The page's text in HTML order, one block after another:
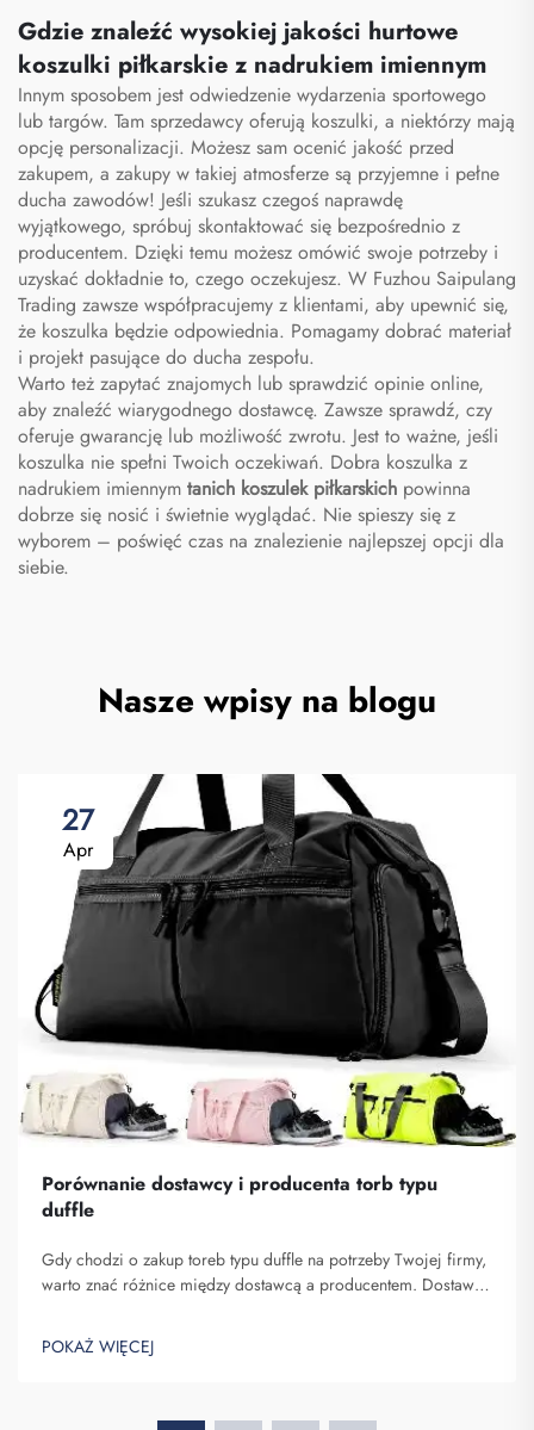
sublimacyjne koszulki
piłkarskie
piłkarskie, stroje
piłkarskie
Gdzie znaleźć wysokiej jakości hurtowe
koszulki piłkarskie z nadrukiem imiennym
Innym sposobem jest odwiedzenie wydarzenia sportowego
lub targów. Tam sprzedawcy oferują koszulki, a niektórzy mają
opcję personalizacji. Możesz sam ocenić jakość przed
zakupem, a zakupy w takiej atmosferze są przyjemne i pełne
ducha zawodów! Jeśli szukasz czegoś naprawdę
wyjątkowego, spróbuj skontaktować się bezpośrednio z
producentem. Dzięki temu możesz omówić swoje potrzeby i
uzyskać dokładnie to, czego oczekujesz. W Fuzhou Saipulang
Trading zawsze współpracujemy z klientami, aby upewnić się,
że koszulka będzie odpowiednia. Pomagamy dobrać materiał
i projekt pasujące do ducha zespołu.
Warto też zapytać znajomych lub sprawdzić opinie online,
aby znaleźć wiarygodnego dostawcę. Zawsze sprawdź, czy
oferuje gwarancję lub możliwość zwrotu. Jest to ważne, jeśli
koszulka nie spełni Twoich oczekiwań. Dobra koszulka z
nadrukiem imiennym tanich koszulek piłkarskich powinna
dobrze się nosić i świetnie wyglądać. Nie spieszy się z
wyborem – poświęć czas na znalezienie najlepszej opcji dla
siebie.
Nasze wpisy na blogu
27
Apr
Porównanie dostawcy i producenta torb typu
duffle
Gdy chodzi o zakup toreb typu duffle na potrzeby Twojej firmy,
warto znać różnice między dostawcą a producentem. Dostawcy
wytwarzają. Fuzhou Saipulang Trading to dobry wybór dla firm
chcących q...
POKAŻ WIĘCEJ